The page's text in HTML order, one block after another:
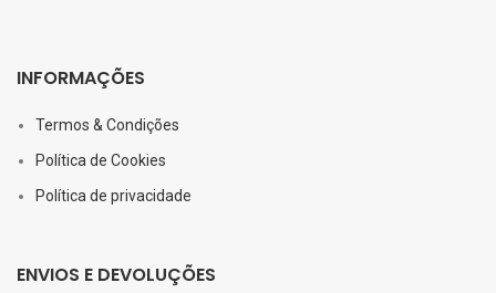
INFORMAÇÕES
Termos & Condições
Política de Cookies
Política de privacidade
ENVIOS E DEVOLUÇÕES